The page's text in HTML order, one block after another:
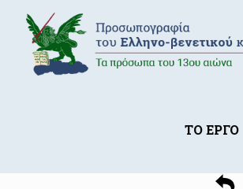
ΤΟ ΕΡΓΟ